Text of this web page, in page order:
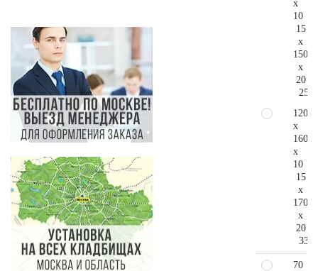
x
10
15
x
150
x
20
120
x
160
x
10
15
x
170
x
20
70